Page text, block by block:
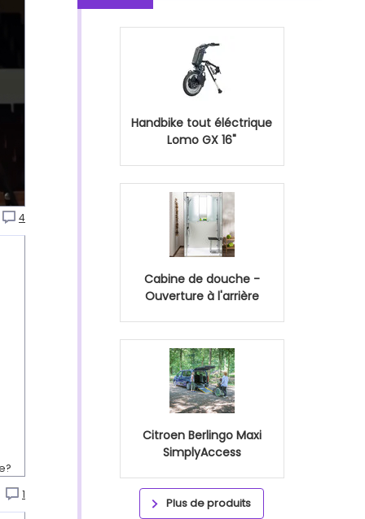
4
1
Handbike tout éléctrique
Lomo GX 16"
Cabine de douche -
Ouverture à l'arrière
Citroen Berlingo Maxi
SimplyAccess
Plus de produits